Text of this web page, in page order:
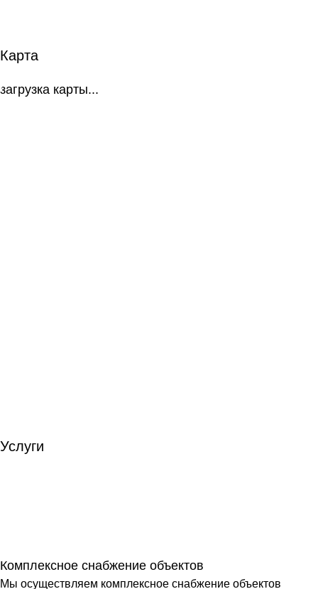
Карта
загрузка карты...
Услуги
Комплексное снабжение объектов
Мы осуществляем комплексное снабжение объектов